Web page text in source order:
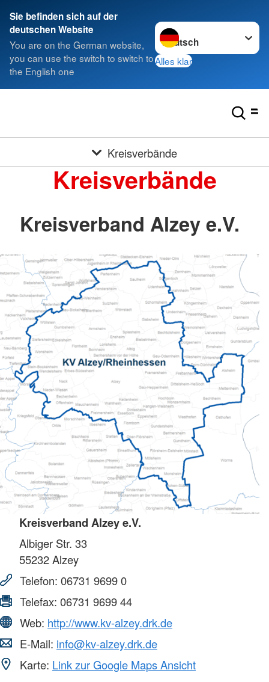
Sie befinden sich auf der
deutschen Website
You are on the German website,
you can use the switch to switch to
the English one
Sprache wechseln zu
Alles klar
Kreisverbände
Kreisverbände
Kreisverband Alzey e.V.
Kreisverband Alzey e.V.
Albiger Str. 33
55232Alzey
Telefon: 06731 9699 0
Telefax: 06731 9699 44
Web: http://www.kv-alzey.drk.de
E-Mail: info@kv-alzey.drk.de
Karte: Link zur Google Maps Ansicht